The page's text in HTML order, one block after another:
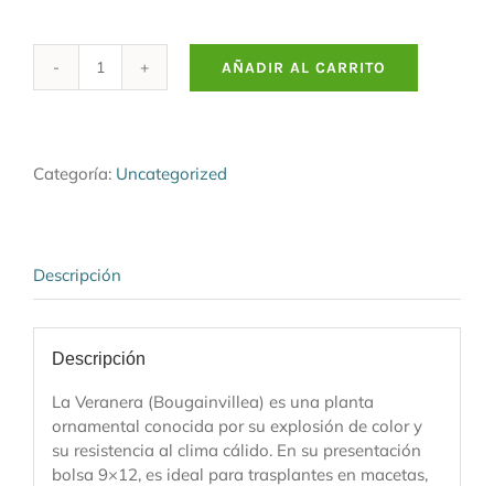
Veranera
AÑADIR AL CARRITO
Categoría: Uncategorized
Descripción
Descripción
La Veranera (Bougainvillea) es una planta
ornamental conocida por su explosión de color y
su resistencia al clima cálido. En su presentación
bolsa 9×12, es ideal para trasplantes en macetas,